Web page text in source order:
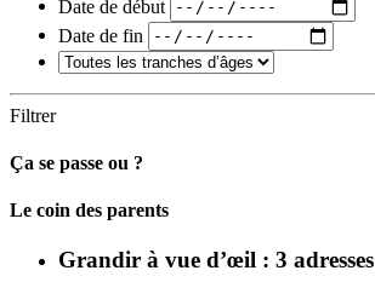
Date de début
Date de fin
Filtrer
Ça se passe ou ?
Carto
Le coin des parents
Grandir à vue d’œil : 3 adresses